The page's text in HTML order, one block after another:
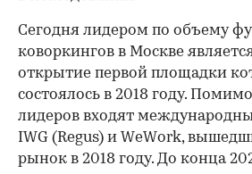
Сегодня лидером по объему
коворкингов в Москве
открытие первой площадки
состоялось в 2018 году.
лидеров входят
IWG (Regus) и WeWork,
рынок в 2018 году. До конца